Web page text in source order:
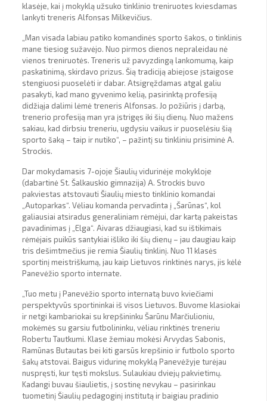
klasėje, kai į mokyklą užsuko tinklinio treniruotes kviesdamas
lankyti treneris Alfonsas Milkevičius.
„Man visada labiau patiko komandinės sporto šakos, o tinklinis
mane tiesiog sužavėjo. Nuo pirmos dienos nepraleidau nė
vienos treniruotės. Treneris už pavyzdingą lankomumą, kaip
paskatinimą, skirdavo prizus. Šią tradiciją abiejose įstaigose
stengiuosi puoselėti ir dabar. Atsigręždamas atgal galiu
pasakyti, kad mano gyvenimo kelią, pasirinktą profesiją
didžiąja dalimi lėmė treneris Alfonsas. Jo požiūris į darbą,
trenerio profesiją man yra įstrigęs iki šių dienų. Nuo mažens
sakiau, kad dirbsiu treneriu, ugdysiu vaikus ir puoselėsiu šią
sporto šaką – taip ir nutiko“, – pažintį su tinkliniu prisiminė A.
Strockis.
Dar mokydamasis 7-ojoje Šiaulių vidurinėje mokykloje
(dabartinė St. Šalkauskio gimnazija) A. Strockis buvo
pakviestas atstovauti Šiaulių miesto tinklinio komandai
„Autoparkas“. Vėliau komanda pervadinta į „Šarūnas“, kol
galiausiai atsiradus generaliniam rėmėjui, dar kartą pakeistas
pavadinimas į „Elga“. Aivaras džiaugiasi, kad su ištikimais
rėmėjais puikūs santykiai išliko iki šių dienų – jau daugiau kaip
tris dešimtmečius jie remia Šiaulių tinklinį. Nuo 11 klasės
sportinį meistriškumą, jau kaip Lietuvos rinktinės narys, jis kėlė
Panevėžio sporto internate.
„Tuo metu į Panevėžio sporto internatą buvo kviečiami
perspektyvūs sportininkai iš visos Lietuvos. Buvome klasiokai
ir netgi kambariokai su krepšininku Šarūnu Marčiulioniu,
mokėmės su garsiu futbolininku, vėliau rinktinės treneriu
Robertu Tautkumi. Klase žemiau mokėsi Arvydas Sabonis,
Ramūnas Butautas bei kiti garsūs krepšinio ir futbolo sporto
šakų atstovai. Baigus vidurinę mokyklą Panevėžyje turėjau
nuspręsti, kur tęsti mokslus. Sulaukiau dviejų pakvietimų.
Kadangi buvau šiaulietis, į sostinę nevykau – pasirinkau
tuometinį Šiaulių pedagoginį institutą ir baigiau pradinio